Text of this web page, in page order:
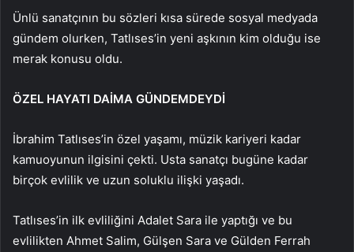
Ünlü sanatçının bu sözleri kısa sürede sosyal medyada
gündem olurken, Tatlıses’in yeni aşkının kim olduğu ise
merak konusu oldu.
ÖZEL HAYATI DAİMA GÜNDEMDEYDİ
İbrahim Tatlıses’in özel yaşamı, müzik kariyeri kadar
kamuoyunun ilgisini çekti. Usta sanatçı bugüne kadar
birçok evlilik ve uzun soluklu ilişki yaşadı.
Tatlıses’in ilk evliliğini Adalet Sara ile yaptığı ve bu
evlilikten Ahmet Salim, Gülşen Sara ve Gülden Ferrah